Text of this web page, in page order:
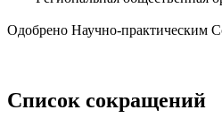
Одобрено Научно-практическим
Список сокращений